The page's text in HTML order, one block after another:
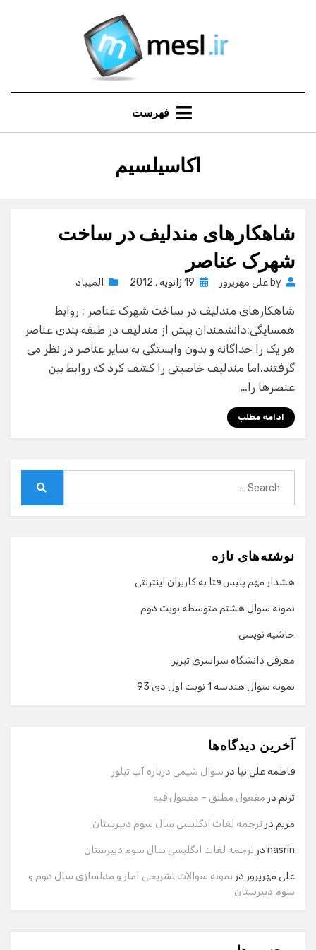
فهرست
برچسب
:
اکاسیلسیم
شاهکارهای مندلیف در ساخت
شهرک عناصر
by علی مهرپرور
Posted
19 ژانویه , 2012 المپیاد
شاهکارهای مندلیف در ساخت شهرک عناصر : روابط
همسایگی:دانشمندان پیش از مندلیف در طبقه بندی عناصر
هر یک را جداگانه و بدون وابستگی به سایر عناصر در نظر می
گرفتند.اما مندلیف خاصیتی را کشف کرد که روابط بین
عنصرها را…
ادامه مطلب
نوشته‌های تازه
هشدار مهم پلیس فتا به کاربران اینترنتی
نمونه سوال هشتم متوسطه نوبت دوم
حاشیه نویسی
معرفی دانشگاه سراسری تبریز
نمونه سوال هندسه 1 نوبت اول دی 93
آخرین دیدگاه‌ها
فاطمه علی نیا در سوال شیمی درباره آب تبلور
ترنم در مفعول مطلق – مفعول فیه
مریم در ترجمه لغات انگلیسی سال سوم دبیرستان
nasrin در ترجمه لغات انگلیسی سال سوم دبیرستان
علی مهرپرور در نمونه سوالات تشریحی آمار و مدلسازی سال دوم و
سوم دبیرستان
گفت‌وگو با دستیار هوشمند
سلام! برای شروع گفت‌وگو لطفاً شماره تماس یا ایمیل خود را
وارد کنید.
ایمیل